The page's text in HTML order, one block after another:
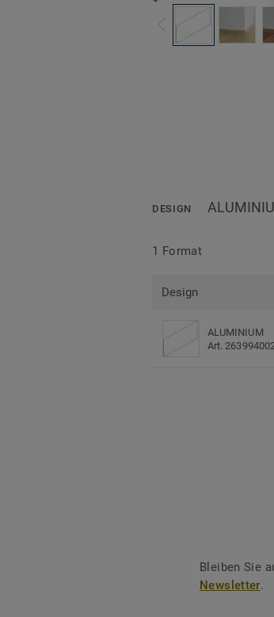
DESIGN
1 Format
Design
ALUMINIUM
Art.
Bleiben Sie
Newsletter.